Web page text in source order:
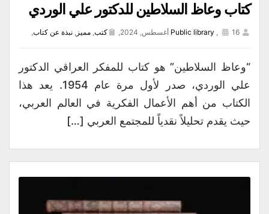
كتاب وعاظ السلاطين للدكتور علي الوردي
Public library , 16 أغسطس, 2024, كتب, مميز , نبذة عن كتاب,
“وعاظ السلاطين” هو كتاب للمفكر العراقي الدكتور
علي الوردي، صدر لأول مرة عام 1954. يعد هذا
الكتاب من أهم الأعمال الفكرية في العالم العربي،
حيث يقدم تحليلاً نقدياً للمجتمع العربي […]